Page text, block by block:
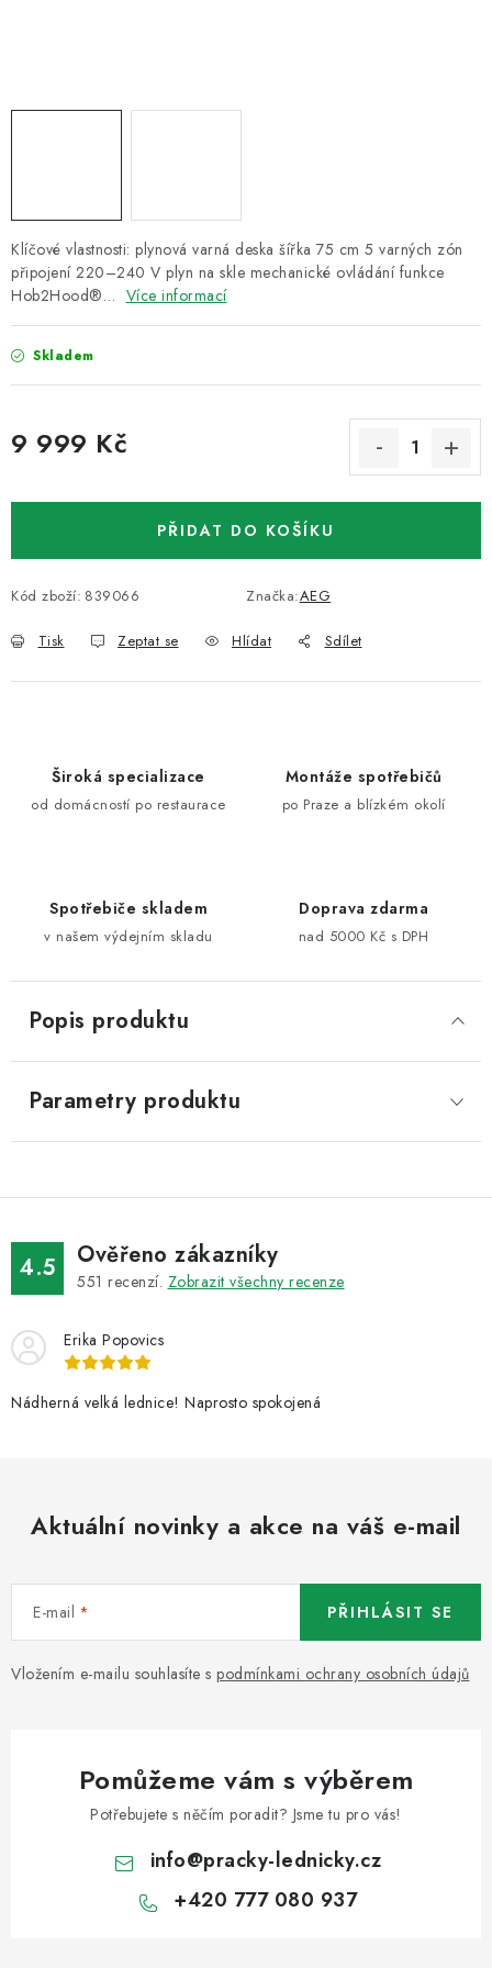
Klíčové vlastnosti: plynová varná deska šířka 75 cm 5 varných zón
připojení 220–240 V plyn na skle mechanické ovládání funkce
Hob2Hood®… Více informací
Skladem
9 999 Kč
PŘIDAT DO KOŠÍKU
Kód zboží: 839066 Značka:AEG
Tisk Zeptat se Hlídat Sdílet
Široká specializace
od domácností po restaurace
Montáže spotřebičů
po Praze a blízkém okolí
Spotřebiče skladem
v našem výdejním skladu
Doprava zdarma
nad 5000 Kč s DPH
Popis produktu
Parametry produktu
4.5 Ověřeno zákazníky
551 recenzí. Zobrazit všechny recenze
Erika Popovics
Nádherná velká lednice! Naprosto spokojená
Aktuální novinky a akce na váš e-mail
E-mail
Vložením e-mailu souhlasíte s podmínkami ochrany osobních údajů
PŘIHLÁSIT SE
Pomůžeme vám s výběrem
Potřebujete s něčím poradit? Jsme tu pro vás!
info@pracky-lednicky.cz
+420 777 080 937